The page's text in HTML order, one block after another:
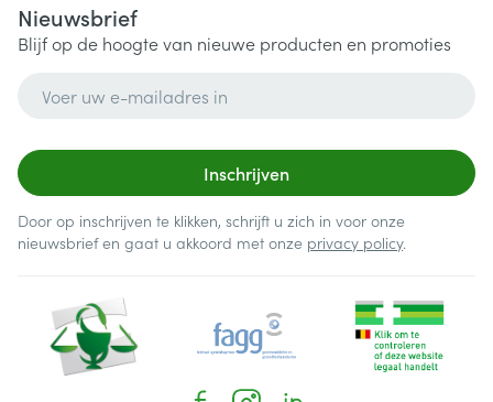
Nieuwsbrief
Blijf op de hoogte van nieuwe producten en promoties
Inschrijven
Door op inschrijven te klikken, schrijft u zich in voor onze
nieuwsbrief en gaat u akkoord met onze privacy policy.